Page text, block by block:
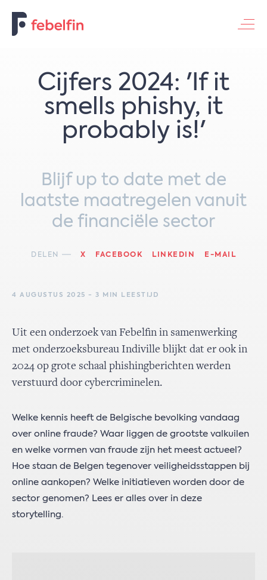
Cijfers 2024: '​​If it
smells phishy, it
probably is!'
Blijf up to date met de
laatste maatregelen vanuit
de financiële sector
DELEN X FACEBOOK LINKEDIN E-MAIL
4 AUGUSTUS 2025 - 3 MIN LEESTIJD
Uit een onderzoek van Febelfin in samenwerking
met onderzoeksbureau Indiville blijkt dat er ook in
2024 op grote schaal phishingberichten werden
verstuurd door cybercriminelen.
Welke kennis heeft de Belgische bevolking vandaag
over online fraude? Waar liggen de grootste valkuilen
en welke vormen van fraude zijn het meest actueel?
Hoe staan de Belgen tegenover veiligheidsstappen bij
online aankopen? Welke initiatieven worden door de
sector genomen? Lees er alles over in deze
storytelling.